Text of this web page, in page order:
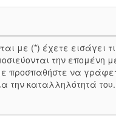
με (*) έχετε εισάγει
την επομένη
προσπαθήστε να
την καταλληλότητά